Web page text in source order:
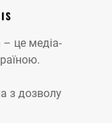
– це медіа-
з дозволу